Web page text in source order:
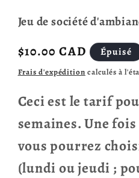
Jeu de société
Prix
habituel
$10.00 CAD Épuisé
Frais d'expédition calculés à
Ceci est le tarif
semaines. Une
vous pourrez
(lundi ou jeudi ;